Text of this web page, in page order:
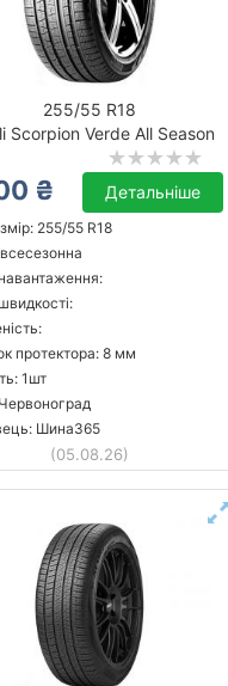
255/55 R18
Scorpion Verde All Season
₴ Детальніше
255/55 R18
протектора: 8 мм
1шт
Шина365
(05.08.26)